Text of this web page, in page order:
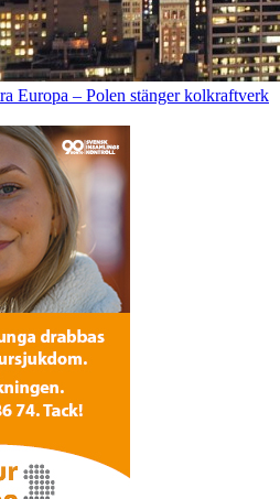
Europa – Polen stänger kolkraftverk